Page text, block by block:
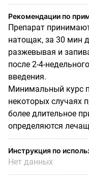
Рекомендации по
Препарат
натощак, за 30 мин
разжевывая и
после 2-4-
введения.
Минимальный курс
некоторых случаях
более длительное
определяются
Инструкция по
Нет данных